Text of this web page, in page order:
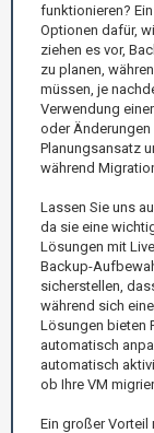
funktionieren?
Optionen dafür,
ziehen es vor,
zu planen,
müssen, je
Verwendung
oder
Planungsansatz
während
Lassen Sie uns
da sie eine
Lösungen mit
Backup-
sicherstellen,
während sich
Lösungen bieten
automatisch
automatisch
ob Ihre VM
Ein großer Vorteil